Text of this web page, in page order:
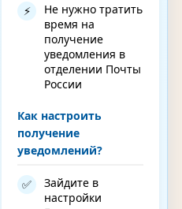
⚡
Не нужно тратить
время на
получение
уведомления в
отделении Почты
России
Как настроить
получение
уведомлений?
✅
Зайдите в
настройки